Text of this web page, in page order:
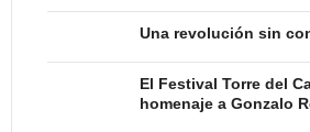
Una revolución sin
El Festival Torre del
homenaje a Gonzalo